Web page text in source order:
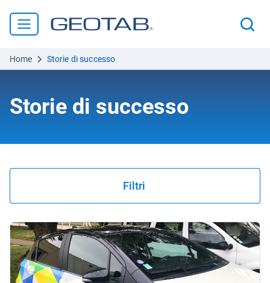
Home Storie di successo
Storie di successo
Filtri